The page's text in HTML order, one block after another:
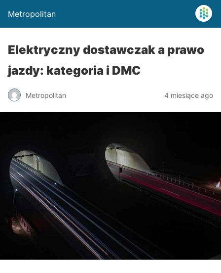
Metropolitan
Elektryczny dostawczak a prawo
jazdy: kategoria i DMC
Metropolitan 4 miesiące ago